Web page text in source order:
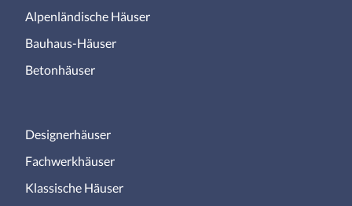
Alpenländische Häuser
Bauhaus-Häuser
Betonhäuser
Designerhäuser
Fachwerkhäuser
Klassische Häuser